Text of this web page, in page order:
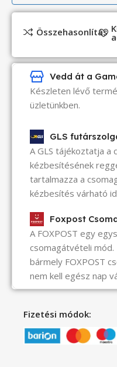
Összehasonlítás
Vedd át a
Készleten lévő
üzletünkben.
GLS
A GLS tájékoztatja a
kézbesítésének
tartalmazza a
kézbesítés várható
Foxpost
A FOXPOST egy
csomagátvételi
bármely FOXPOST
nem kell egész nap
Fizetési módok: